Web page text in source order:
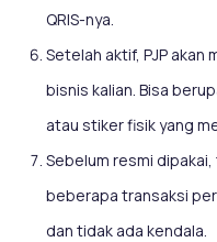
QRIS-nya.
Setelah aktif, PJP akan
bisnis kalian. Bisa
atau stiker fisik yang
Sebelum resmi
beberapa transaksi
dan tidak ada kendala.